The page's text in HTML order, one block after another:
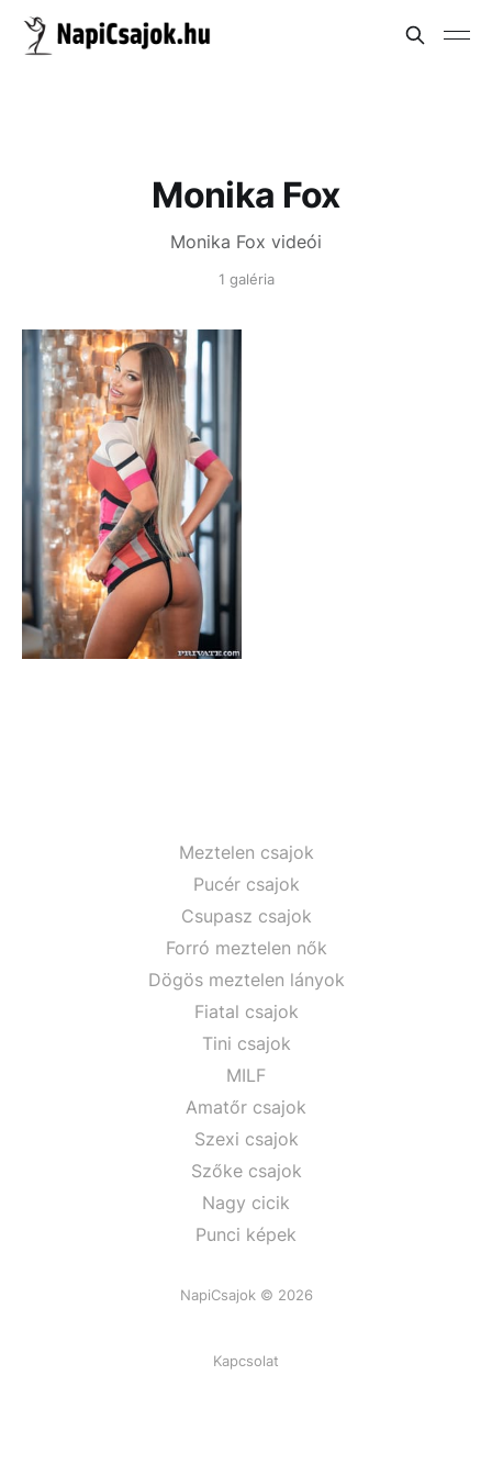
Monika Fox
Monika Fox videói
1 galéria
Meztelen csajok
Pucér csajok
Csupasz csajok
Forró meztelen nők
Dögös meztelen lányok
Fiatal csajok
Tini csajok
MILF
Amatőr csajok
Szexi csajok
Szőke csajok
Nagy cicik
Punci képek
NapiCsajok © 2026
Kapcsolat